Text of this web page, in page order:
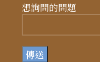
想詢問的問題